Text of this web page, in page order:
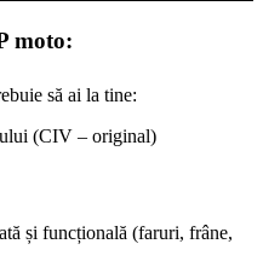
moto:
să ai la tine:
(CIV – original)
și funcțională (faruri, frâne,